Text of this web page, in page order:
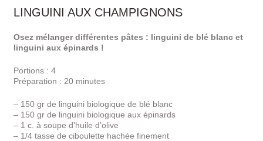
LINGUINI AUX CHAMPIGNONS
Osez mélanger différentes pâtes : linguini de blé blanc et
linguini aux épinards !
Portions : 4
Préparation : 20 minutes
– 150 gr de linguini biologique de blé blanc
– 150 gr de linguini biologique aux épinards
– 1 c. à soupe d’huile d’olive
– 1/4 tasse de ciboulette hachée finement